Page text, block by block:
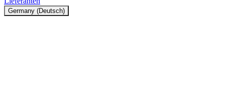
Germany (Deutsch)